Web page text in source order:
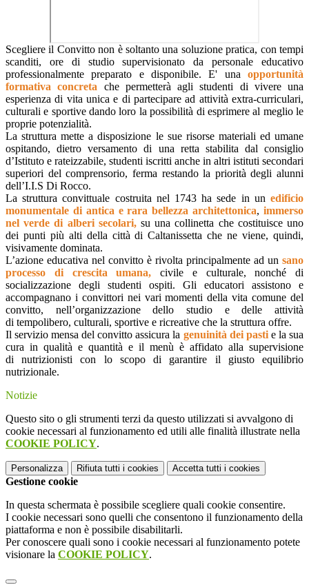
Scegliere il Convitto non è soltanto una soluzione pratica, con tempi
scanditi, ore di studio supervisionato da personale educativo
professionalmente preparato e disponibile. E' una opportunità
formativa concreta che permetterà agli studenti di vivere una
esperienza di vita unica e di partecipare ad attività extra-curriculari,
culturali e sportive dando loro la possibilità di esprimere al meglio le
proprie potenzialità.
La struttura mette a disposizione le sue risorse materiali ed umane
ospitando, dietro versamento di una retta stabilita dal consiglio
d’Istituto e rateizzabile, studenti iscritti anche in altri istituti secondari
superiori del comprensorio, ferma restando la priorità degli alunni
dell’I.I.S Di Rocco.
La struttura convittuale costruita nel 1743 ha sede in un edificio
monumentale di antica e rara bellezza architettonica,immerso
nel verde di alberi secolari,su una collinetta che costituisce uno
dei punti più alti della città di Caltanissetta che ne viene, quindi,
visivamente dominata.
L’azione educativa nel convitto è rivolta principalmente ad un sano
processo di crescita umana, civile e culturale, nonché di
socializzazione degli studenti ospiti. Gli educatori
assistono e
accompagnano i convittori nei vari momenti della vita comune del
convitto, nell’organizzazione dello
studio
e delle attività
di tempolibero, culturali, sportive e ricreative che la struttura offre.
Il servizio mensa del convitto assicura la genuinità dei pasti e la sua
cura in qualità e quantità e il menù è affidato alla supervisione
di nutrizionisti
con lo scopo di garantire il giusto equilibrio
nutrizionale.
Notizie
Questo sito o gli strumenti terzi da questo utilizzati si avvalgono di
cookie necessari al funzionamento ed utili alle finalità illustrate nella
COOKIE POLICY.
Personalizza Rifiuta tutti i cookies Accetta tutti i cookies
Gestione cookie
In questa schermata è possibile scegliere quali cookie consentire.
I cookie necessari sono quelli che consentono il funzionamento della
piattaforma e non è possibile disabilitarli.
Per conoscere quali sono i cookie necessari al funzionamento potete
visionare la COOKIE POLICY.